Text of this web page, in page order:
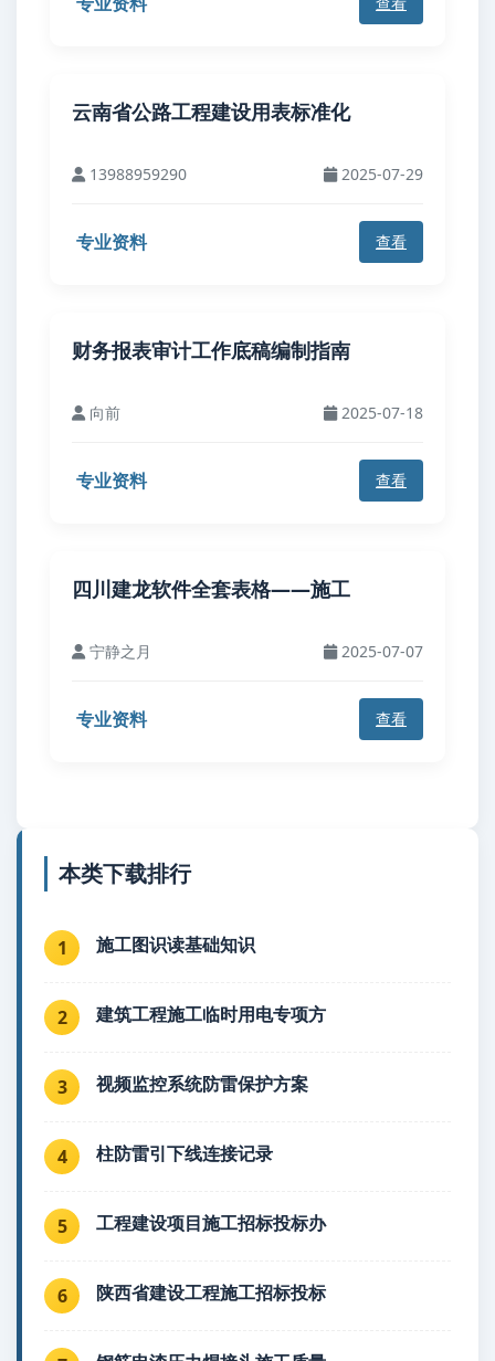
云南省公路工程建设用表标准化
13988959290 2025-07-29
专业资料 查看
财务报表审计工作底稿编制指南
向前 2025-07-18
专业资料 查看
四川建龙软件全套表格——施工
宁静之月 2025-07-07
专业资料 查看
本类下载排行
1 施工图识读基础知识
2 建筑工程施工临时用电专项方
3 视频监控系统防雷保护方案
4 柱防雷引下线连接记录
5 工程建设项目施工招标投标办
6 陕西省建设工程施工招标投标